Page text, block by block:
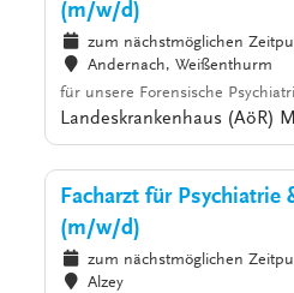
(m/w/d)
zum nächstmöglichen
Andernach, Weißenthurm
für unsere Forensische
Landeskrankenhaus (AöR)
Facharzt für Psychiatrie
(m/w/d)
zum nächstmöglichen
Alzey